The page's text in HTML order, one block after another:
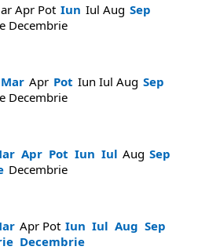
Apr Pot Iun Iul Aug Sep
Decembrie
Mar Apr Pot Iun Iul Aug Sep
Decembrie
Apr Pot Iun Iul Aug Sep
Decembrie
Apr Pot Iun Iul Aug Sep
Decembrie